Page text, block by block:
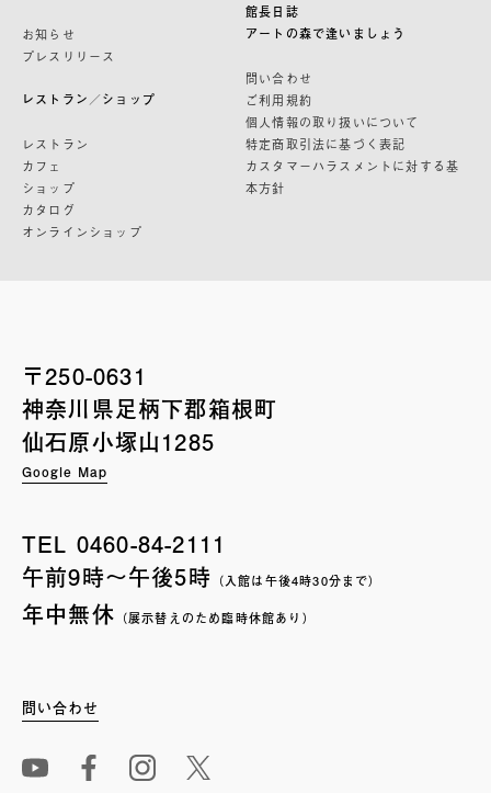
お知らせ
プレスリリース
レストラン／ショップ
レストラン
カフェ
ショップ
カタログ
オンラインショップ
館長日誌
アートの森で逢いましょう
問い合わせ
ご利用規約
個人情報の取り扱いについて
特定商取引法に基づく表記
カスタマーハラスメントに対する基
本方針
〒250-0631
神奈川県足柄下郡箱根町
仙石原小塚山1285
Google Map
TEL 0460-84-2111
午前9時〜午後5時 （入館は午後4時30分まで）
年中無休 （展示替えのため臨時休館あり）
問い合わせ